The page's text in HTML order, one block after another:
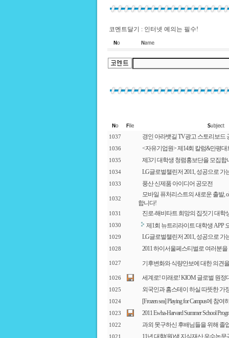
코멘트달기 : 인터넷 예의는 필수!
1037 경인 아라뱃길 TV광고 스토리보드
1036 <자유기업원> 제14회 칼럼&만평대
1035 제3기 대학생 청렴홍보단을 모집합
1034 LG글로벌챌린저 2011, 성공으로 가
1033 풍산 신제품 아이디어 공모전
1032
모바일 퓨처리스트의 새로운 출발,
합니다!
1031 진로-해비타트 희망의 집짓기 대학
1030 제1회 뉴트리라이트 대학생 APP
1029 LG글로벌챌린저 2011, 성공으로 가
1028 2011 하이서울페스티벌로 여러분
1027 기후변화와 식량안보에 대한 의견
1026 세계로! 미래로! KIOM 글로벌 원정
1025 외국인과 홈스테이 하실 따뜻한 가
1024 [Frozen sea] Playing for Campus에 참여
1023 2011 Ewha-Harvard Summer School
1022 과외 못구하신 후배님들을 위해 졸
1021 11년 대학(원)생 지식재산 우수논문